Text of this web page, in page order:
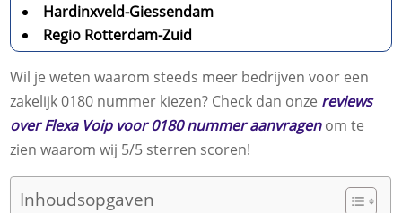
Hardinxveld-Giessendam
Regio Rotterdam-Zuid
Wil je weten waarom steeds meer bedrijven voor een
zakelijk 0180 nummer kiezen? Check dan onze reviews
over Flexa Voip voor 0180 nummer aanvragenom te
zien waarom wij 5/5 sterren scoren!
Inhoudsopgaven